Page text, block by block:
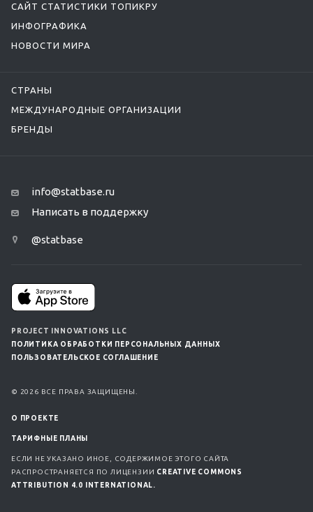
САЙТ СТАТИСТИКИ ТОПИКРУ
ИНФОГРАФИКА
НОВОСТИ МИРА
СТРАНЫ
МЕЖДУНАРОДНЫЕ ОРГАНИЗАЦИИ
БРЕНДЫ
info@statbase.ru
Написать в поддержку
@statbase
PROJECT INNOVATIONS LLC
ПОЛИТИКА ОБРАБОТКИ ПЕРСОНАЛЬНЫХ ДАННЫХ
ПОЛЬЗОВАТЕЛЬСКОЕ СОГЛАШЕНИЕ
© 2026 ВСЕ ПРАВА ЗАЩИЩЕНЫ.
О ПРОЕКТЕ
ТАРИФНЫЕ ПЛАНЫ
ЕСЛИ НЕ УКАЗАНО ИНОЕ, СОДЕРЖИМОЕ ЭТОГО САЙТА
РАСПРОСТРАНЯЕТСЯ ПО ЛИЦЕНЗИИ CREATIVE COMMONS
ATTRIBUTION 4.0 INTERNATIONAL.